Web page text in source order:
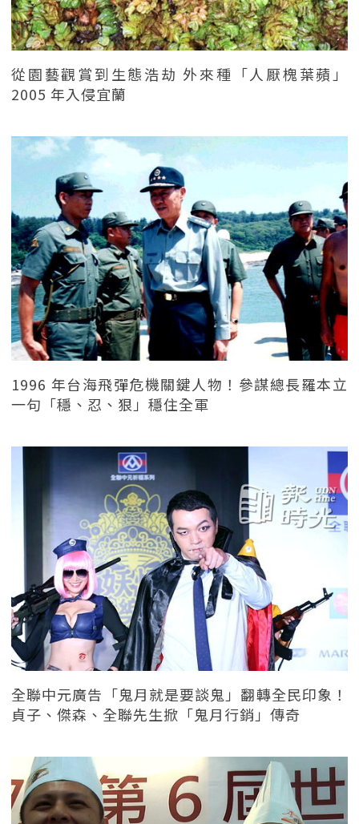
從園藝觀賞到生態浩劫 外來種「人厭槐葉蘋」
2005 年入侵宜蘭
1996 年台海飛彈危機關鍵人物！參謀總長羅本立
一句「穩、忍、狠」穩住全軍
全聯中元廣告「鬼月就是要談鬼」翻轉全民印象！
貞子、傑森、全聯先生掀「鬼月行銷」傳奇